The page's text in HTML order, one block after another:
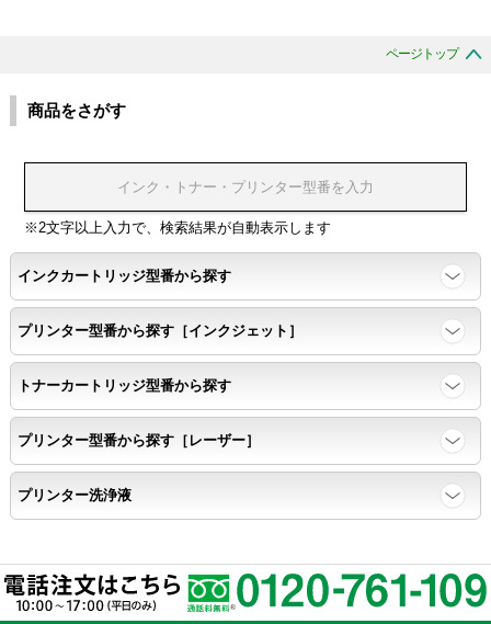
浸透性テスト用のサンプルを印刷する。
任意の色を背景として使用し、
背景と違う色で8号サイズのArialフォントで
速乾性
互換性テストサンプルを5ページ連続印刷する。
前のページのインクが
次のページの裏面に染み込まない。
標準カラーサンプル /
ページトップ
商品をさがす
※2文字以上入力で、検索結果が自動表示します
インクカートリッジ型番から探す
プリンター型番から探す［インクジェット］
トナーカートリッジ型番から探す
プリンター型番から探す［レーザー］
プリンター洗浄液